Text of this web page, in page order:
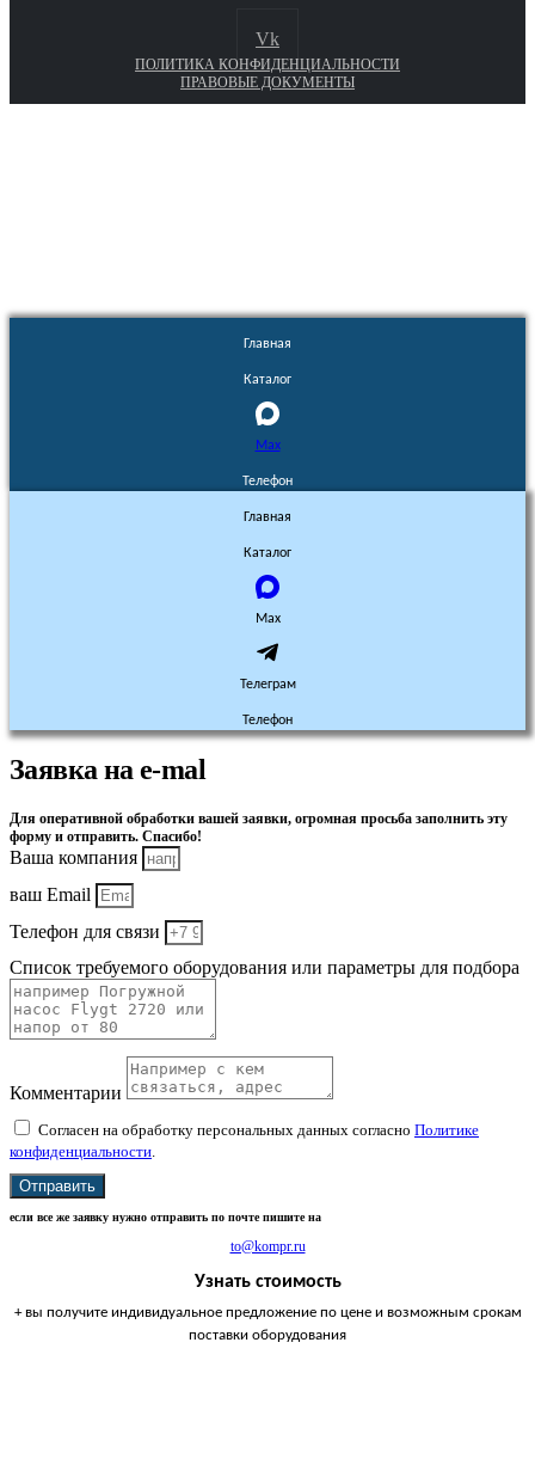
Vk
ПОЛИТИКА КОНФИДЕНЦИАЛЬНОСТИ
ПРАВОВЫЕ ДОКУМЕНТЫ
Главная
Каталог
Max
Телефон
Главная
Каталог
Max
Телеграм
Телефон
Заявка на e-mal
Для оперативной обработки вашей заявки, огромная просьба заполнить эту
форму и отправить. Спасибо!
Ваша компания
ваш Email
Телефон для связи
Список требуемого оборудования или параметры для подбора
Комментарии
Согласен на обработку персональных данных согласно Политике
конфиденциальности
Отправить
если все же заявку нужно отправить по почте пишите на
to@kompr.ru
Узнать стоимость
+ вы получите индивидуальное предложение по цене и возможным срокам
поставки оборудования